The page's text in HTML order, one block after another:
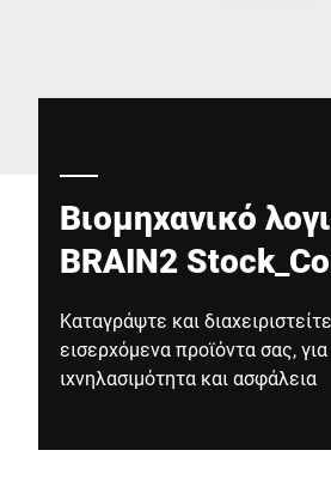
Βιομηχανικό
BRAIN2
Καταγράψτε και
εισερχόμενα προϊόντα σας,
ιχνηλασιμότητα και ασφάλεια